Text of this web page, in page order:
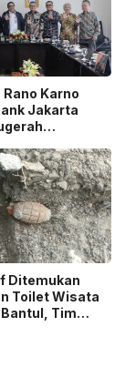
Rano Karno
Jakarta
Berkualitas
Jakarta
Ditemukan
Toilet Wisata
Tim